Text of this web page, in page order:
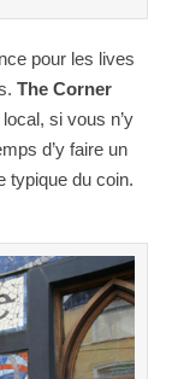
pour les lives
The Corner
si vous n’y
d’y faire un
typique du coin.